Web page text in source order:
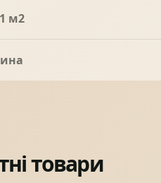
м2
товари